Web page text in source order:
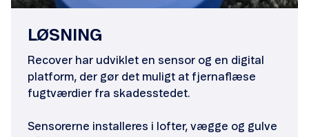
LØSNING
Recover har udviklet en sensor og en digital
platform, der gør det muligt at fjernaflæse
fugtværdier fra skadesstedet.
Sensorerne installeres i lofter, vægge og gulve